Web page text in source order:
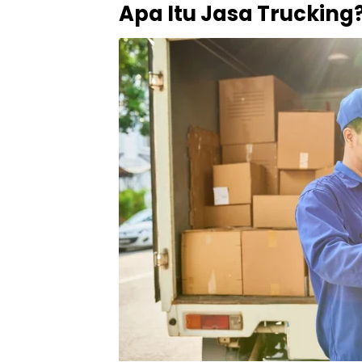
Apa Itu Jasa